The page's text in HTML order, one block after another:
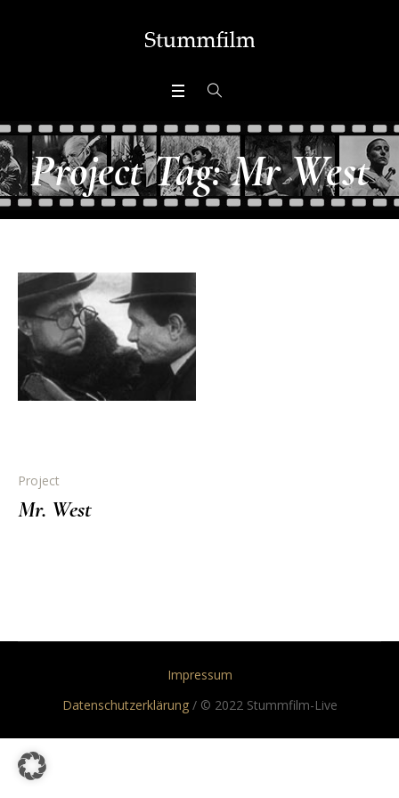
Project Tag:Mr West
Project
Mr. West
Impressum
Datenschutzerklärung/ © 2022 Stummfilm-Live